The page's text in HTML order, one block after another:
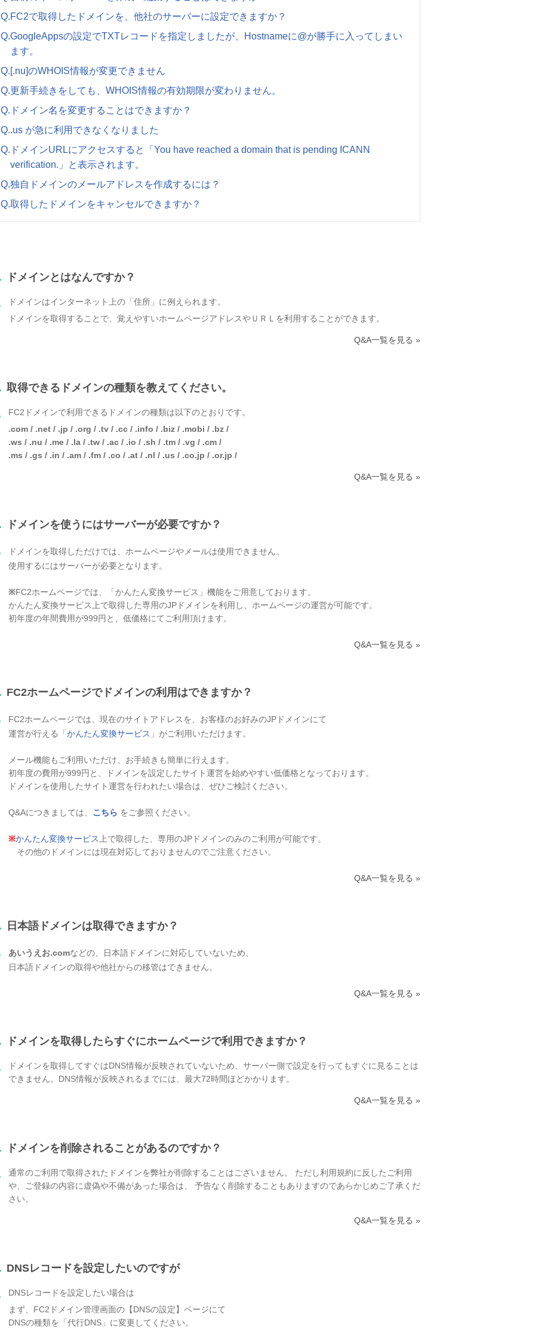
Q.FC2で取得したドメインを、他社のサーバーに設定できますか？
Q.GoogleAppsの設定でTXTレコードを指定しましたが、Hostnameに@が勝手に入ってしまい
ます。
Q.[.nu]のWHOIS情報が変更できません
Q.更新手続きをしても、WHOIS情報の有効期限が変わりません。
Q.ドメイン名を変更することはできますか？
Q..us が急に利用できなくなりました
Q.ドメインURLにアクセスすると「You have reached a domain that is pending ICANN
verification.」と表示されます。
Q.独自ドメインのメールアドレスを作成するには？
Q.取得したドメインをキャンセルできますか？
ドメインとはなんですか？
ドメインはインターネット上の「住所」に例えられます。
ドメインを取得することで、覚えやすいホームページアドレスやＵＲＬを利用することができます。
Q&A一覧を見る »
取得できるドメインの種類を教えてください。
FC2ドメインで利用できるドメインの種類は以下のとおりです。
.com / .net / .jp / .org / .tv / .cc / .info / .biz / .mobi / .bz /
.ws / .nu / .me / .la / .tw / .ac / .io / .sh / .tm / .vg / .cm /
.ms / .gs / .in / .am / .fm / .co / .at / .nl / .us / .co.jp / .or.jp /
Q&A一覧を見る »
ドメインを使うにはサーバーが必要ですか？
ドメインを取得しただけでは、ホームページやメールは使用できません。
使用するにはサーバーが必要となります。
※FC2ホームページでは、「かんたん変換サービス」機能をご用意しております。
かんたん変換サービス上で取得した専用のJPドメインを利用し、ホームページの運営が可能です。
初年度の年間費用が999円と、低価格にてご利用頂けます。
Q&A一覧を見る »
FC2ホームページでドメインの利用はできますか？
FC2ホームページでは、現在のサイトアドレスを、お客様のお好みのJPドメインにて
運営が行える「 かんたん変換サービス 」がご利用いただけます。
メール機能もご利用いただけ、お手続きも簡単に行えます。
初年度の費用が999円と、ドメインを設定したサイト運営を始めやすい低価格となっております。
ドメインを使用したサイト運営を行われたい場合は、ぜひご検討ください。
Q&Aにつきましては、 こちら をご参照ください。
※かんたん変換サービス 上で取得した、専用のJPドメインのみのご利用が可能です。
その他のドメインには現在対応しておりませんのでご注意ください。
Q&A一覧を見る »
日本語ドメインは取得できますか？
あいうえお.comなどの、日本語ドメインに対応していないため、
日本語ドメインの取得や他社からの移管はできません。
Q&A一覧を見る »
ドメインを取得したらすぐにホームページで利用できますか？
ドメインを取得してすぐはDNS情報が反映されていないため、サーバー側で設定を行ってもすぐに見ることは
できません。DNS情報が反映されるまでには、最大72時間ほどかかります。
Q&A一覧を見る »
ドメインを削除されることがあるのですか？
通常のご利用で取得されたドメインを弊社が削除することはございません。 ただし利用規約に反したご利用
や、ご登録の内容に虚偽や不備があった場合は、 予告なく削除することもありますのであらかじめご了承くだ
さい。
Q&A一覧を見る »
DNSレコードを設定したいのですが
DNSレコードを設定したい場合は
まず、FC2ドメイン管理画面の【DNSの設定】ページにて
DNSの種類を「代行DNS」に変更してください。